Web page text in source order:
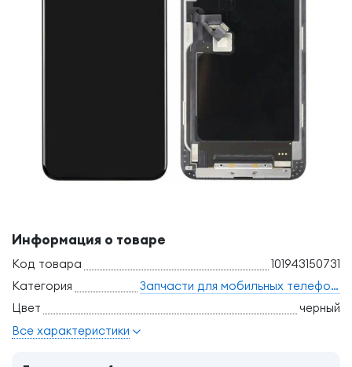
Информация о товаре
Код товара
101943150731
Категория
Запчасти для мобильных телефонов
Цвет
черный
Все характеристики